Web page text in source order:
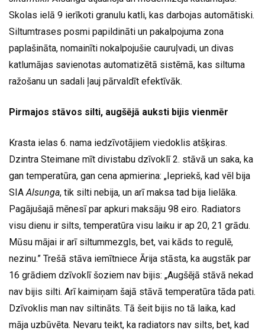
Skolas ielā 9 ierīkoti granulu katli, kas darbojas automātiski.
Siltumtrases posmi papildināti un pakalpojuma zona
paplašināta, nomainīti nokalpojušie cauruļvadi, un divas
katlumājas savienotas automatizētā sistēmā, kas siltuma
ražošanu un sadali ļauj pārvaldīt efektīvāk.
Pirmajos stāvos silti, augšējā auksti bijis vienmēr
Krasta ielas 6. nama iedzīvotājiem viedoklis atšķiras.
Dzintra Steimane mīt divistabu dzīvoklī 2. stāvā un saka, ka
gan temperatūra, gan cena apmierina: „Iepriekš, kad vēl bija
SIA Alsunga, tik silti nebija, un arī maksa tad bija lielāka.
Pagājušajā mēnesī par apkuri maksāju 98 eiro. Radiators
visu dienu ir silts, temperatūra visu laiku ir ap 20, 21 grādu.
Mūsu mājai ir arī siltummezgls, bet, vai kāds to regulē,
nezinu.” Trešā stāva iemītniece Ārija stāsta, ka augstāk par
16 grādiem dzīvoklī šoziem nav bijis: „Augšējā stāvā nekad
nav bijis silti. Arī kaimiņam šajā stāvā temperatūra tāda pati.
Dzīvoklis man nav siltināts. Tā šeit bijis no tā laika, kad
māja uzbūvēta. Nevaru teikt, ka radiators nav silts, bet, kad